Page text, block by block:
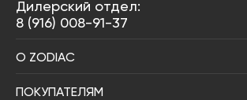
Дилерский отдел:
8 (916) 008-91-37
О ZODIAC
ПОКУПАТЕЛЯМ